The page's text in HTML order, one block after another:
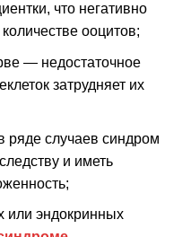
что негативно
ооцитов;
— недостаточное
затрудняет их
ряде случаев синдром
и иметь
или эндокринных